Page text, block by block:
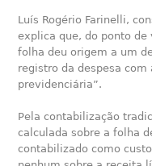
Luís Rogério Farinelli,
explica que, do ponto
folha deu origem a um
registro da despesa com
previdenciária”.
Pela contabilização
calculada sobre a folha
contabilizado como